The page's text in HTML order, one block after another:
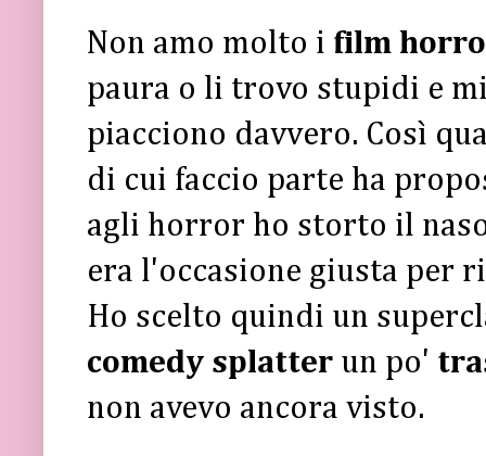
Non amo molto i film
paura o li trovo stupidi e
piacciono davvero. Così
di cui faccio parte ha
agli horror ho storto il
era l'occasione giusta per
Ho scelto quindi un
comedy splatter un po'
non avevo ancora visto.